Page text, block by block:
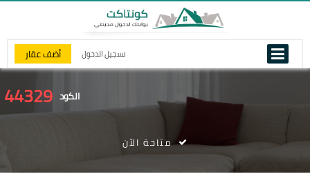
تسجيل الدخول أضف عقار
الكود 44329
متاحة الآن